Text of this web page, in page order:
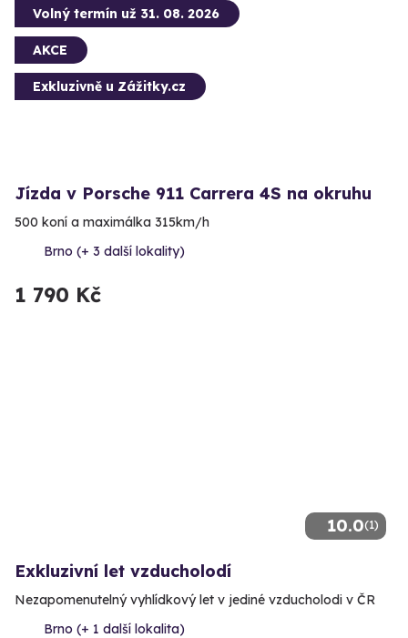
Volný termín už 31. 08. 2026
AKCE
Exkluzivně u Zážitky.cz
Jízda v Porsche 911 Carrera 4S na okruhu
500 koní a maximálka 315km/h
Brno (+ 3 další lokality)
1 790 Kč
10.0(1)
Exkluzivní let vzducholodí
Nezapomenutelný vyhlídkový let v jediné vzducholodi v ČR
Brno (+ 1 další lokalita)